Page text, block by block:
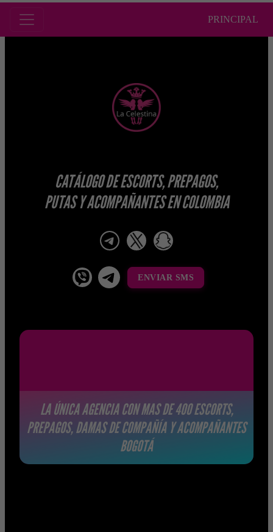
PRINCIPAL
CATÁLOGO DE ESCORTS, PREPAGOS,
PUTAS Y ACOMPAÑANTES EN COLOMBIA
telegram
viber Telegram La Celestina
ENVIAR SMS
LA ÚNICA AGENCIA CON MAS DE 400 ESCORTS,
PREPAGOS, DAMAS DE COMPAÑÍA Y ACOMPAÑANTES
BOGOTÁ